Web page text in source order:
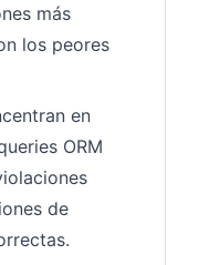
más
los peores
en
ORM
de